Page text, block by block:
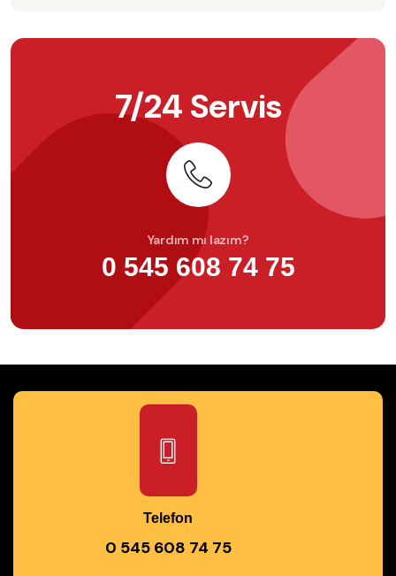
7/24 Servis
Yardım mı lazım?
0 545 608 74 75
Telefon
0 545 608 74 75